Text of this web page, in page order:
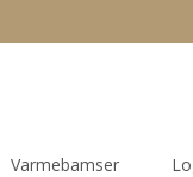
Varmebamser